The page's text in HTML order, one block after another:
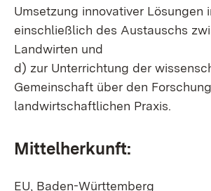
Umsetzung innovativer Lösungen
einschließlich des Austauschs
Landwirten und
d) zur Unterrichtung der
Gemeinschaft über den
landwirtschaftlichen Praxis.
Mittelherkunft:
EU, Baden-Württemberg